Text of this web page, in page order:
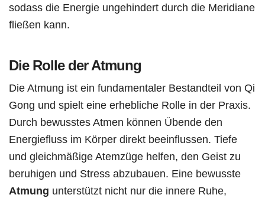
sodass die Energie ungehindert durch die Meridiane
fließen kann.
Die Rolle der Atmung
Die Atmung ist ein fundamentaler Bestandteil von Qi
Gong und spielt eine erhebliche Rolle in der Praxis.
Durch bewusstes Atmen können Übende den
Energiefluss im Körper direkt beeinflussen. Tiefe
und gleichmäßige Atemzüge helfen, den Geist zu
beruhigen und Stress abzubauen. Eine bewusste
Atmung unterstützt nicht nur die innere Ruhe,